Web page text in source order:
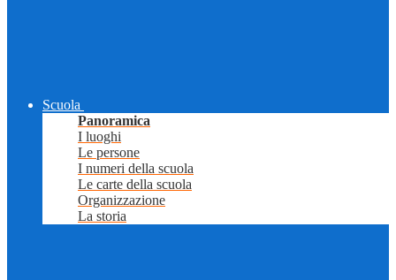
Scuola
Panoramica
I luoghi
Le persone
I numeri della scuola
Le carte della scuola
Organizzazione
La storia